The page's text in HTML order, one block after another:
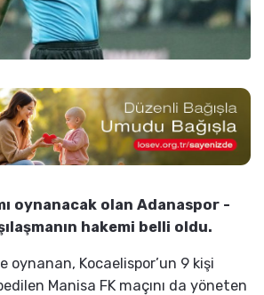
oynanacak olan Adanaspor -
hakemi belli oldu.
oynanan, Kocaelispor’un 9 kişi
Manisa FK maçını da yöneten